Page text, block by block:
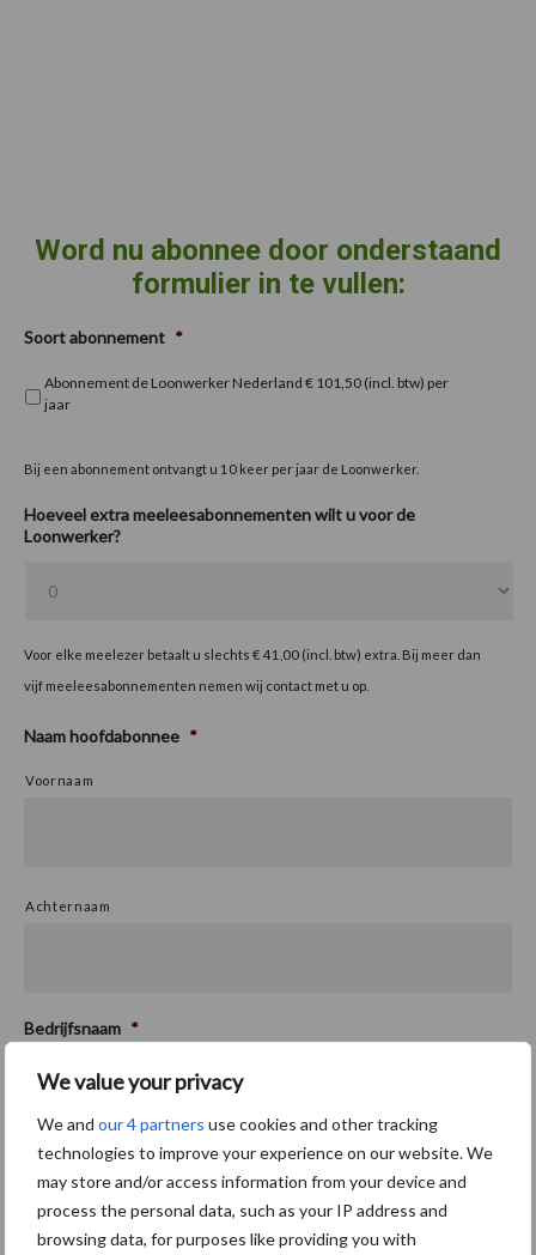
We value your privacy
We and our 4 partners use cookies and other tracking
technologies to improve your experience on our website. We
may store and/or access information from your device and
process the personal data, such as your IP address and
browsing data, for purposes like providing you with
Word nu abonnee door onderstaand
formulier in te vullen:
Soort abonnement *
Abonnement de Loonwerker Nederland € 101,50 (incl. btw) per
jaar
Bij een abonnement ontvangt u 10 keer per jaar de Loonwerker.
Hoeveel extra meeleesabonnementen wilt u voor de
Loonwerker?
Voor elke meelezer betaalt u slechts € 41,00 (incl. btw) extra. Bij meer dan
vijf meeleesabonnementen nemen wij contact met u op.
Naam hoofdabonnee *
Voornaam
Achternaam
Bedrijfsnaam *
Adres *